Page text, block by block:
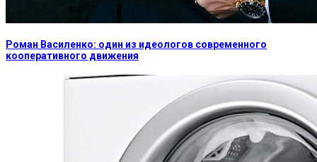
Роман Василенко: один из идеологов современного
кооперативного движения